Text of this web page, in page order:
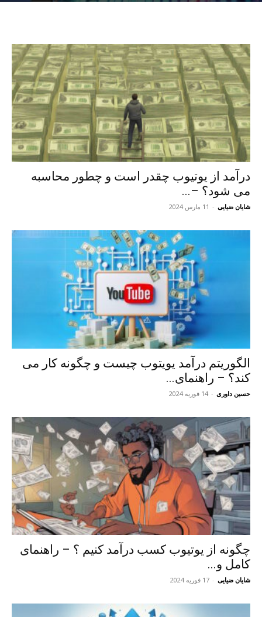
درآمد از یوتیوب چقدر است و چطور محاسبه
می شود؟ –...
شایان ضیایی - 11 مارس 2024
الگوریتم درآمد یویتوب چیست و چگونه کار می
کند؟ – راهنمای...
حسین داوری - 14 فوریه 2024
چگونه از یوتیوب کسب درآمد کنیم ؟ – راهنمای
کامل و...
شایان ضیایی - 17 فوریه 2024